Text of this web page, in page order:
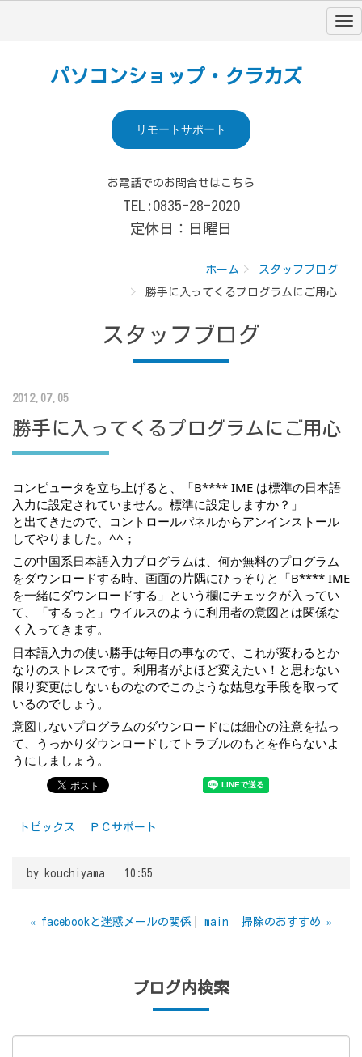
パソコンショップ・クラカズ
リモートサポート
お電話でのお問合せはこちら
TEL:0835-28-2020
定休日：日曜日
ホーム
スタッフブログ
勝手に入ってくるプログラムにご用心
スタッフブログ
2012.07.05
勝手に入ってくるプログラムにご用心
コンピュータを立ち上げると、「B**** IME は標準の日本語
入力に設定されていません。標準に設定しますか？」
と出てきたので、コントロールパネルからアンインストール
してやりました。^^；
この中国系日本語入力プログラムは、何か無料のプログラム
をダウンロードする時、画面の片隅にひっそりと「B**** IME
を一緒にダウンロードする」という欄にチェックが入ってい
て、「するっと」ウイルスのように利用者の意図とは関係な
く入ってきます。
日本語入力の使い勝手は毎日の事なので、これが変わるとか
なりのストレスです。利用者がよほど変えたい！と思わない
限り変更はしないものなのでこのような姑息な手段を取って
いるのでしょう。
意図しないプログラムのダウンロードには細心の注意を払っ
て、うっかりダウンロードしてトラブルのもとを作らないよ
うにしましょう。
トピックス ＰＣサポート
by kouchiyama 10:55
« facebookと迷惑メールの関係 main 掃除のおすすめ »
ブログ内検索